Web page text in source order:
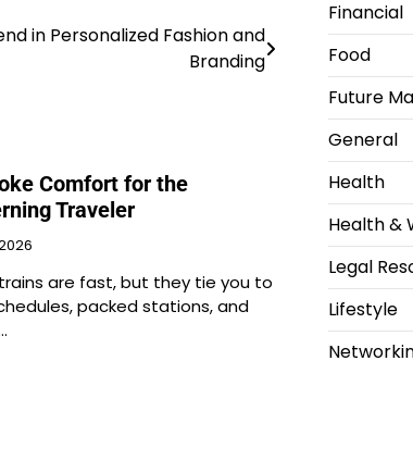
in Personalized Fashion and
Branding
Comfort for the
Traveler
are fast, but they tie you to
packed stations, and
Financial
Food
Future
General
Health
Health &
Legal
Lifestyle